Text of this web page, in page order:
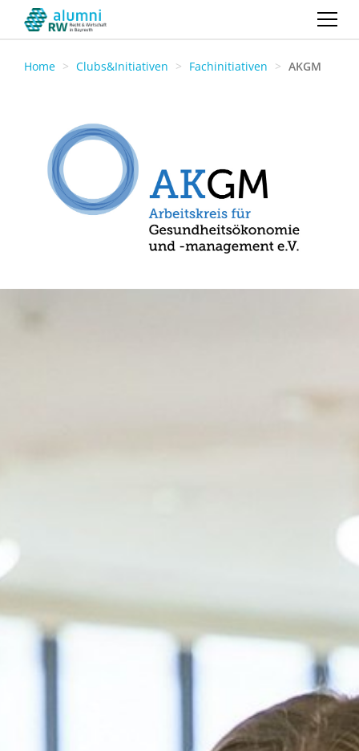
Home Clubs&Initiativen Fachinitiativen AKGM